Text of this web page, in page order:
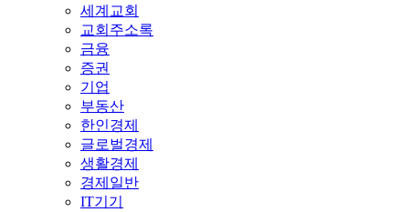
세계교회
교회주소록
금융
증권
기업
부동산
한인경제
글로벌경제
생활경제
경제일반
IT기기